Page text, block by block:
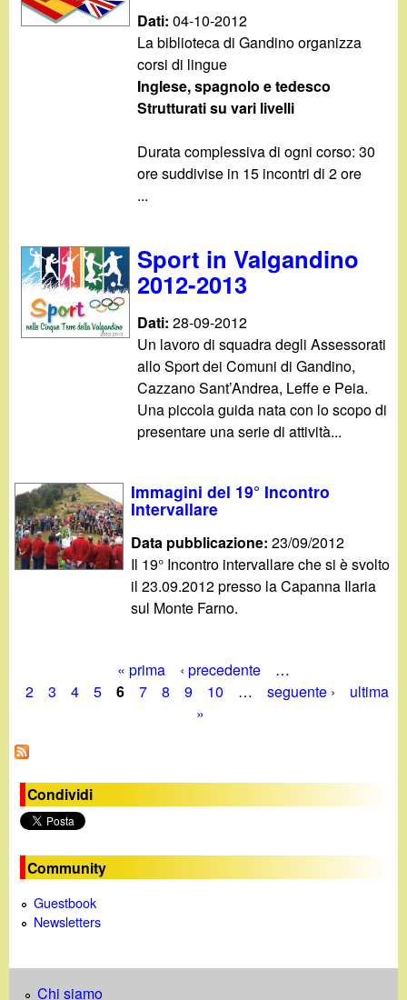
Dati:04-10-2012
La biblioteca di Gandino organizza
corsi di lingue
Inglese, spagnolo e tedesco
Strutturati su vari livelli
Durata complessiva di ogni corso: 30
ore suddivise in 15 incontri di 2 ore
...
Sport in Valgandino
2012-2013
Dati:28-09-2012
Un lavoro di squadra degli Assessorati
allo Sport dei Comuni di Gandino,
Cazzano Sant’Andrea, Leffe e Peia.
Una piccola guida nata con lo scopo di
presentare una serie di attività...
Immagini del 19° Incontro
Intervallare
Data pubblicazione:23/09/2012
Il 19° Incontro intervallare che si è svolto
il 23.09.2012 presso la Capanna Ilaria
sul Monte Farno.
P
g
i
n
e
« prima ‹ precedente
…
2
3 4 5 6 7 8 9 10 … seguente ›
ultima
»
Condividi
Community
Guestbook
Newsletters
Chi siamo